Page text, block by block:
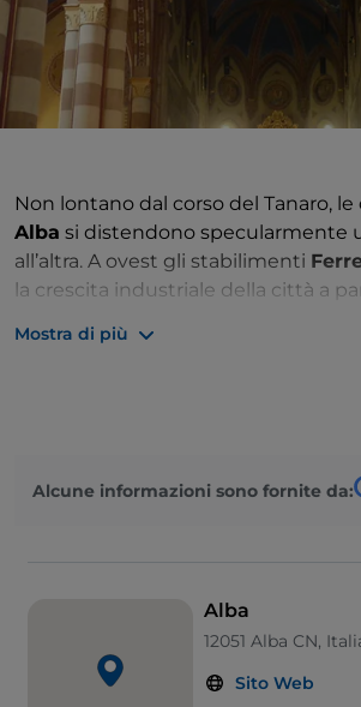
Non lontano dal corso del Tanaro,
Alba si distendono specularmente
all’altra. A ovest gli stabilimenti
la crescita industriale della città a
sviluppato attorno a piazza
vividamente affrescate nell’800 con
reminiscenze storiche come case-
Non si può però parlare di Alba
magnatum Pico
d’Alba, a cui dal 1929 è dedicata una
Mostra di più
Alcune informazioni sono fornite da:
Alba
12051 Alba CN,
Sito Web